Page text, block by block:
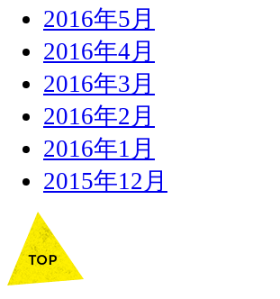
2016年5月
2016年4月
2016年3月
2016年2月
2016年1月
2015年12月